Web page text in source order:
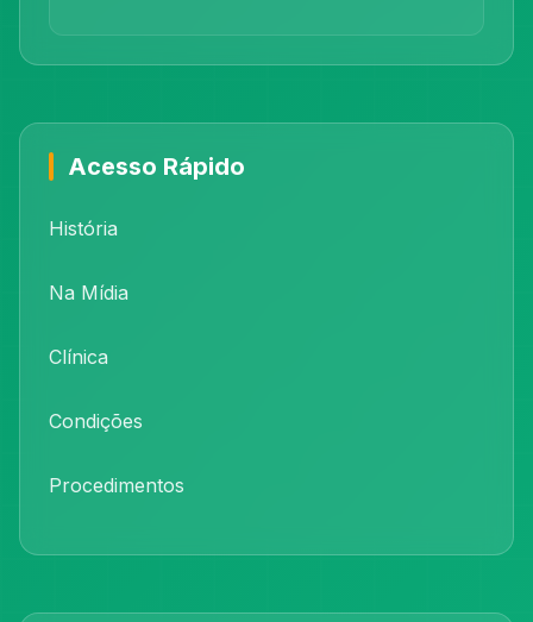
Acesso Rápido
História
Na Mídia
Clínica
Condições
Procedimentos